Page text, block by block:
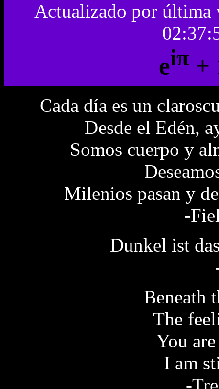
Actualizado por última
eiπ +
Cada día es un
Desde el Edén,
Somos cuerpo y
Milenios pasan y
-
Dunkel ist
Beneath
The
You
I am